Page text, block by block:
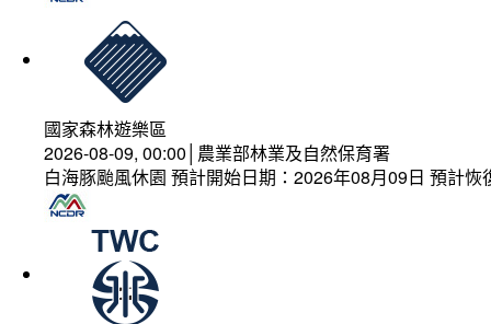
國家森林遊樂區
2026-08-09, 00:00│農業部林業及自然保育署
白海豚颱風休園 預計開始日期：2026年08月09日 預計